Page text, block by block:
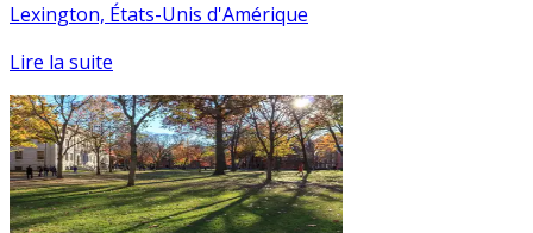
Lexington, États-Unis d'Amérique
Lire la suite